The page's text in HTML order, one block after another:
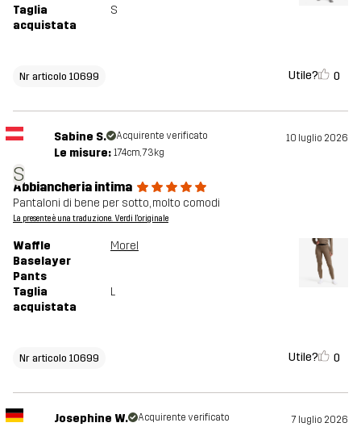
Taglia
acquistata
S
Nr articolo 10699 Utile? 0
S
Sabine S. Acquirente verificato 10 luglio 2026
Le misure: 174cm, 73kg
Abbiancheria intima
Pantaloni di bene per sotto, molto comodi
La presente è una traduzione. Verdi l'originale
Waffle
Baselayer
Pants
Morel
Taglia
acquistata
L
Nr articolo 10699 Utile? 0
Josephine W. Acquirente verificato 7 luglio 2026